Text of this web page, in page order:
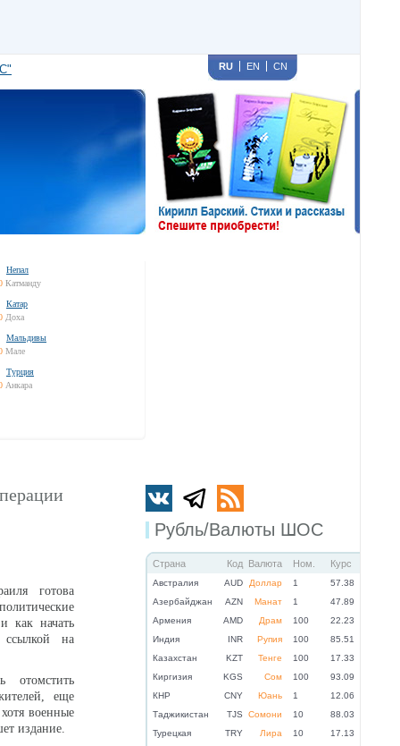
RU EN CN
Непал
Катманду
Катар
Доха
Мальдивы
Мале
Турция
Анкара
Рубль/Валюты ШОС
Страна Код Валюта Ном. Курс
Австралия AUD Доллар 1
57.38
Азербайджан
AZN Манат 1
47.89
Армения
AMD Драм 100
22.23
Индия
INR Рупия 100
85.51
Казахстан
KZT Тенге 100
17.33
Киргизия
KGS Сом 100
93.09
КНР
CNY Юань 1
12.06
Таджикистан
TJS Сомони 10
88.03
Турецкая
TRY Лира 10
17.13
готова
как начать
на
отомстить
еще
военные
издание.